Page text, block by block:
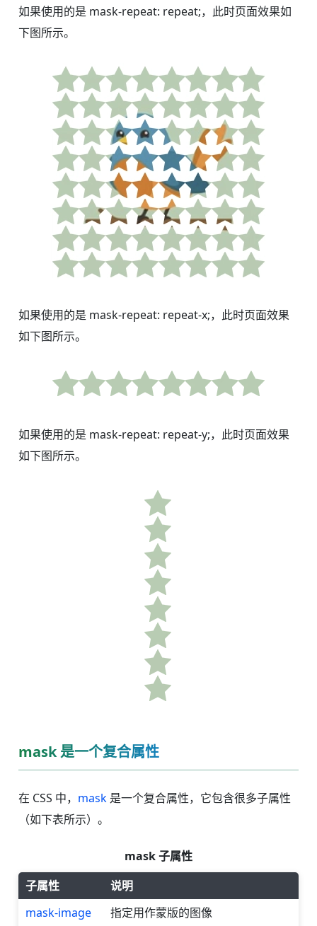
如果使用的是 mask-repeat: repeat;，此时页面效果如
下图所示。
如果使用的是 mask-repeat: repeat-x;，此时页面效果
如下图所示。
如果使用的是 mask-repeat: repeat-y;，此时页面效果
如下图所示。
mask 是一个复合属性
在 CSS 中， mask 是一个复合属性，它包含很多子属性
（如下表所示）。
mask 子属性
子属性
说明
mask-image
指定用作蒙版的图像